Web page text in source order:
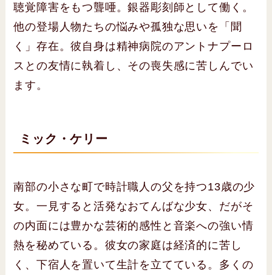
聴覚障害をもつ聾唖。銀器彫刻師として働く。
他の登場人物たちの悩みや孤独な思いを「聞
く」存在。彼自身は精神病院のアントナプーロ
スとの友情に執着し、その喪失感に苦しんでい
ます。
ミック・ケリー
南部の小さな町で時計職人の父を持つ13歳の少
女。一見すると活発なおてんばな少女、だがそ
の内面には豊かな芸術的感性と音楽への強い情
熱を秘めている。彼女の家庭は経済的に苦し
く、下宿人を置いて生計を立てている。多くの